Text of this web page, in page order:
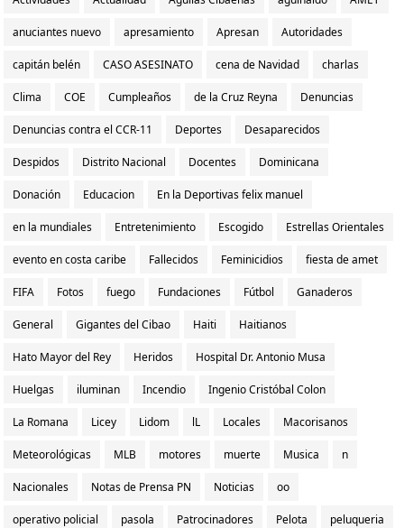
anuciantes nuevo apresamiento Apresan Autoridades
capitán belén CASO ASESINATO cena de Navidad charlas
Clima COE Cumpleaños de la Cruz Reyna Denuncias
Denuncias contra el CCR-11 Deportes Desaparecidos
Despidos Distrito Nacional Docentes Dominicana
Donación Educacion En la Deportivas felix manuel
en la mundiales Entretenimiento Escogido Estrellas Orientales
evento en costa caribe Fallecidos Feminicidios fiesta de amet
FIFA Fotos fuego Fundaciones Fútbol Ganaderos
General Gigantes del Cibao Haiti Haitianos
Hato Mayor del Rey Heridos Hospital Dr. Antonio Musa
Huelgas iluminan Incendio Ingenio Cristóbal Colon
La Romana Licey Lidom lL Locales Macorisanos
Meteorológicas MLB motores muerte Musica n
Nacionales Notas de Prensa PN Noticias oo
operativo policial pasola Patrocinadores Pelota peluqueria